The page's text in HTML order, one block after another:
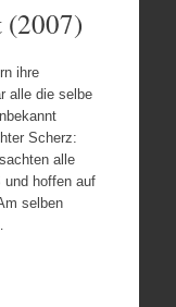
(2007)
ihre
alle die selbe
Scherz:
alle
hoffen auf
selben